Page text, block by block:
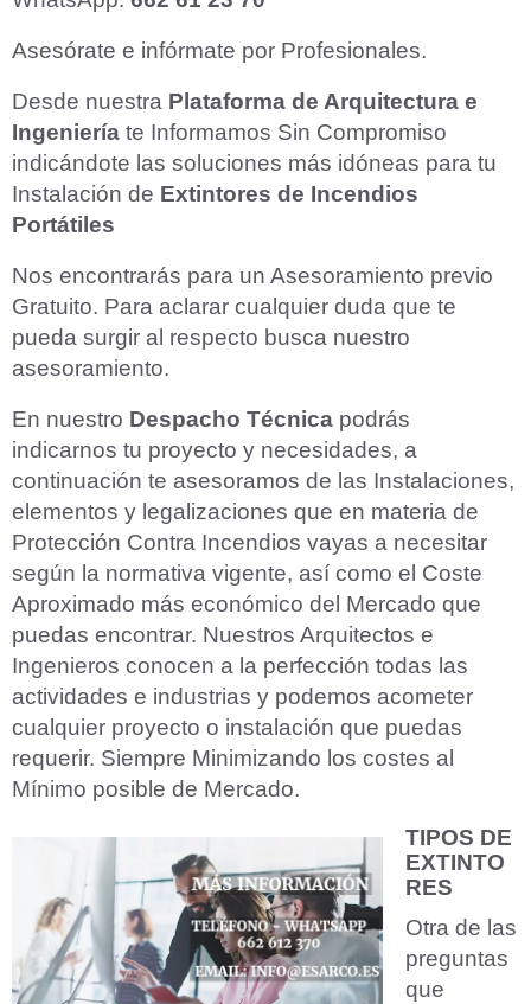
Asesórate e infórmate por Profesionales.
Desde nuestra Plataforma de Arquitectura e
Ingeniería te Informamos Sin Compromiso
indicándote las soluciones más idóneas para tu
Instalación de Extintores de Incendios
Portátiles
Nos encontrarás para un Asesoramiento previo
Gratuito. Para aclarar cualquier duda que te
pueda surgir al respecto busca nuestro
asesoramiento.
En nuestro Despacho Técnica podrás
indicarnos tu proyecto y necesidades, a
continuación te asesoramos de las Instalaciones,
elementos y legalizaciones que en materia de
Protección Contra Incendios vayas a necesitar
según la normativa vigente, así como el Coste
Aproximado más económico del Mercado que
puedas encontrar. Nuestros Arquitectos e
Ingenieros conocen a la perfección todas las
actividades e industrias y podemos acometer
cualquier proyecto o instalación que puedas
requerir. Siempre Minimizando los costes al
Mínimo posible de Mercado.
TIPOS DE
EXTINTO
RES
Otra de las
preguntas
que